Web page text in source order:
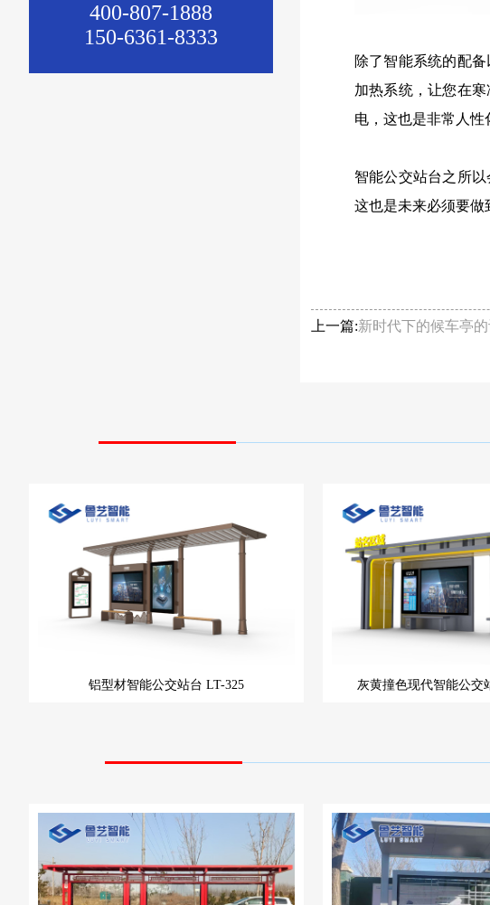
400-807-1888
150-6361-8333
除了智能系统的配
加热系统，让您在
电，这也是非常人性
智能公交站台之所
这也是未来必须要做
上一篇:新时代下的候车亭
铝型材智能公交站台 LT-325 灰黄撞色现代智能公交